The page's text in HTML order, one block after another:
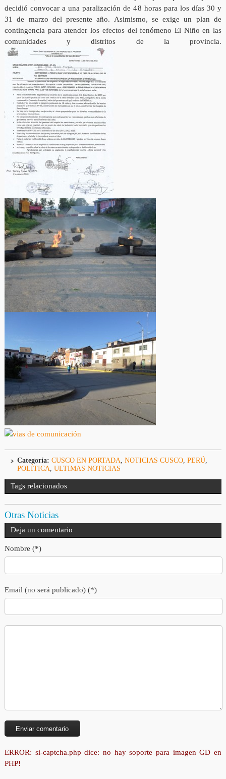
decidió convocar a una paralización de 48 horas para los días 30 y
31 de marzo del presente año. Asimismo, se exige un plan de
contingencia para atender los efectos del fenómeno El Niño en las
comunidades y distritos de la provincia.
Categoría: CUSCO EN PORTADA, NOTICIAS CUSCO, PERÚ,
POLÍTICA, ULTIMAS NOTICIAS
Tags relacionados
Otras Noticias
Deja un comentario
Nombre (*)
Email (no será publicado) (*)
ERROR: si-captcha.php dice: no hay soporte para imagen GD en
PHP!